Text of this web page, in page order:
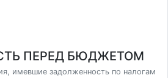
ПЕРЕД БЮДЖЕТОМ
имевшие задолженность по налогам